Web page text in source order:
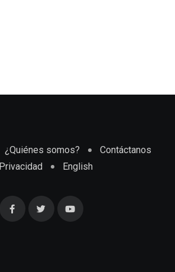
¿Quiénes somos?
Contáctanos
Privacidad
English